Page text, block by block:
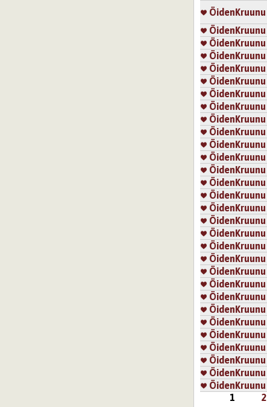
ÖidenKruunu
ÖidenKruunu
ÖidenKruunu
ÖidenKruunu
ÖidenKruunu
ÖidenKruunu
ÖidenKruunu
ÖidenKruunu
ÖidenKruunu
ÖidenKruunu
ÖidenKruunu
ÖidenKruunu
ÖidenKruunu
ÖidenKruunu
ÖidenKruunu
ÖidenKruunu
ÖidenKruunu
ÖidenKruunu
ÖidenKruunu
ÖidenKruunu
ÖidenKruunu
ÖidenKruunu
ÖidenKruunu
ÖidenKruunu
ÖidenKruunu
ÖidenKruunu
ÖidenKruunu
ÖidenKruunu
ÖidenKruunu
ÖidenKruunu
1 2